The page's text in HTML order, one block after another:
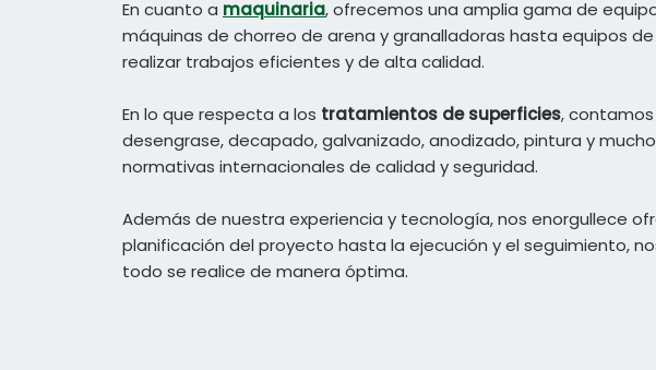
En cuanto a maquinaria, ofrecemos una amplia gama de
máquinas de chorreo de arena y granalladoras hasta equipos
realizar trabajos eficientes y de alta calidad.
En lo que respecta a los tratamientos de superficies,
desengrase, decapado, galvanizado, anodizado, pintura y
normativas internacionales de calidad y seguridad.
Además de nuestra experiencia y tecnología, nos enorgullece
planificación del proyecto hasta la ejecución y el seguimiento,
todo se realice de manera óptima.